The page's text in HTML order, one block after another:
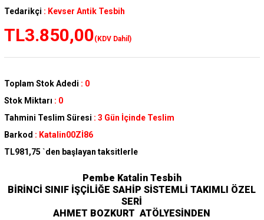
Tedarikçi : Kevser Antik Tesbih
TL3.850,00(KDV Dahil)
Toplam Stok Adedi : 0
Stok Miktarı : 0
Tahmini Teslim Süresi : 3 Gün İçinde Teslim
Barkod : Katalin00Zİ86
TL981,75 `den başlayan taksitlerle
Pembe Katalin Tesbih
BİRİNCİ SINIF İŞÇİLİĞE SAHİP SİSTEMLİ TAKIMLI ÖZEL
SERİ
AHMET BOZKURT ATÖLYESİNDEN